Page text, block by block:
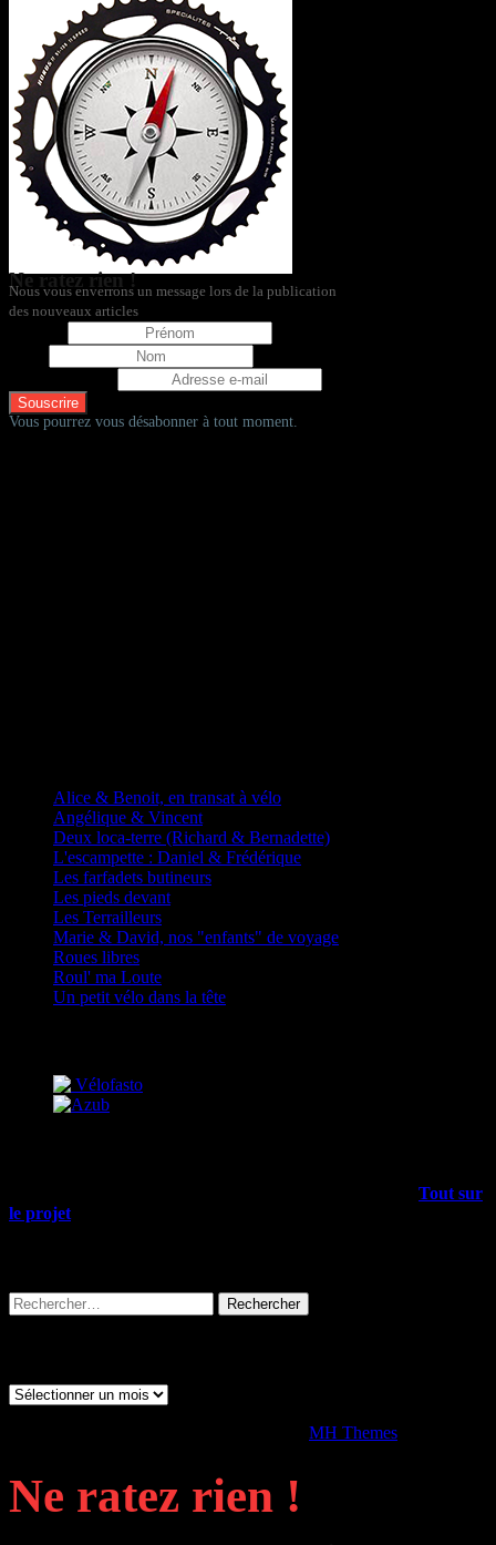
Ne ratez rien !
Nous vous enverrons un message lors de la publication
des nouveaux articles
Vous pourrez vous désabonner à tout moment.
Alice & Benoit, en transat à vélo
Angélique & Vincent
Deux loca-terre (Richard & Bernadette)
L'escampette : Daniel & Frédérique
Les farfadets butineurs
Les pieds devant
Les Terrailleurs
Marie & David, nos "enfants" de voyage
Roues libres
Roul' ma Loute
Un petit vélo dans la tête
Tout sur
le projet
Rechercher :
Archives
MH Themes
Ne ratez rien !